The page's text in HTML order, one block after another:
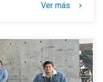
Ver más keyboard_arrow_right